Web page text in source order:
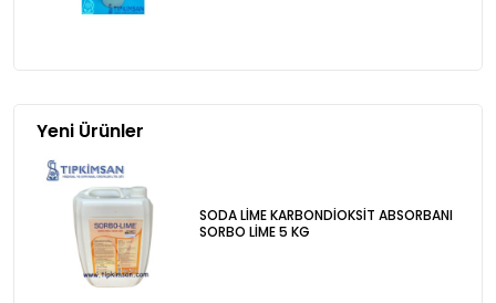
Yeni Ürünler
SODA LİME KARBONDİOKSİT ABSORBANI
SORBO LİME 5 KG